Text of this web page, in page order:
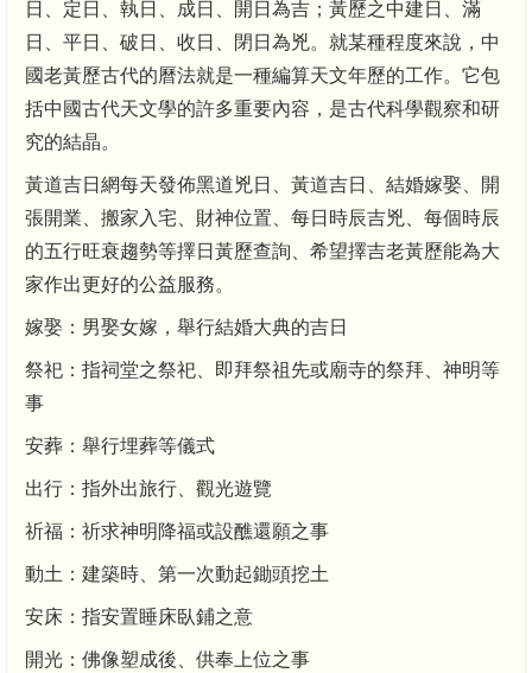
日、定日、執日、成日、開日為吉；黃歷之中建日、滿
日、平日、破日、收日、閉日為兇。就某種程度來說，中
國老黃歷古代的曆法就是一種編算天文年歷的工作。它包
括中國古代天文學的許多重要內容，是古代科學觀察和研
究的結晶。
黃道吉日網每天發佈黑道兇日、黃道吉日、結婚嫁娶、開
張開業、搬家入宅、財神位置、每日時辰吉兇、每個時辰
的五行旺衰趨勢等擇日黃歷查詢、希望擇吉老黃歷能為大
家作出更好的公益服務。
嫁娶：男娶女嫁，舉行結婚大典的吉日
祭祀：指祠堂之祭祀、即拜祭祖先或廟寺的祭拜、神明等
事
安葬：舉行埋葬等儀式
出行：指外出旅行、觀光遊覽
祈福：祈求神明降福或設醮還願之事
動土：建築時、第一次動起鋤頭挖土
安床：指安置睡床臥鋪之意
開光：佛像塑成後、供奉上位之事